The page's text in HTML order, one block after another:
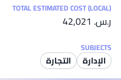
TOTAL ESTIMATED COST (LOCAL)
ر.س.‏ 42,021
SUBJECTS
الإدارة التجارة